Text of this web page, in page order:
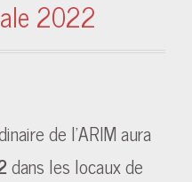
2022
de l’ARIM aura
dans les locaux de